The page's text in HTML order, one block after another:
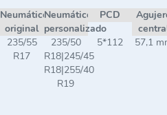
Neumático
original
Neumático
personalizado
PCD
235/55
R17
235/50
R18|245/45
R18|255/40
R19
5*112 57,1